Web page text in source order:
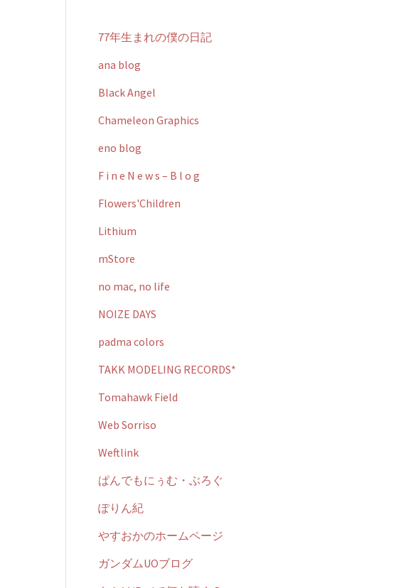
77年生まれの僕の日記
ana blog
Black Angel
Chameleon Graphics
eno blog
F i n e N e w s – B l o g
Flowers'Children
Lithium
mStore
no mac, no life
NOIZE DAYS
padma colors
TAKK MODELING RECORDS*
Tomahawk Field
Web Sorriso
Weftlink
ぱんでもにぅむ・ぶろぐ
ぽりん紀
やすおかのホームページ
ガンダムUOブログ